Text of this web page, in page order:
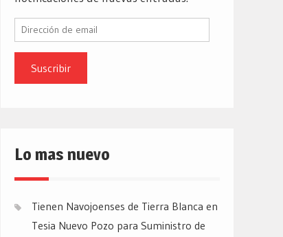
Dirección
email
Lo mas nuevo
Tienen Navojoenses de Tierra Blanca en
Tesia Nuevo Pozo para Suministro de